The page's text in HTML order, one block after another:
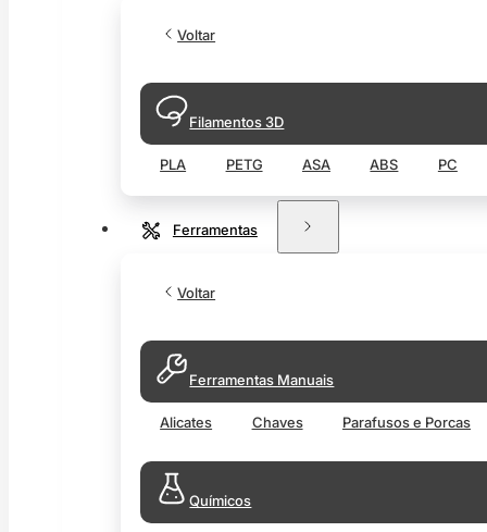
Voltar
Filamentos 3D
PLA PETG ASA ABS PC
Ferramentas
Voltar
Ferramentas Manuais
Alicates Chaves Parafusos e Porcas
Químicos